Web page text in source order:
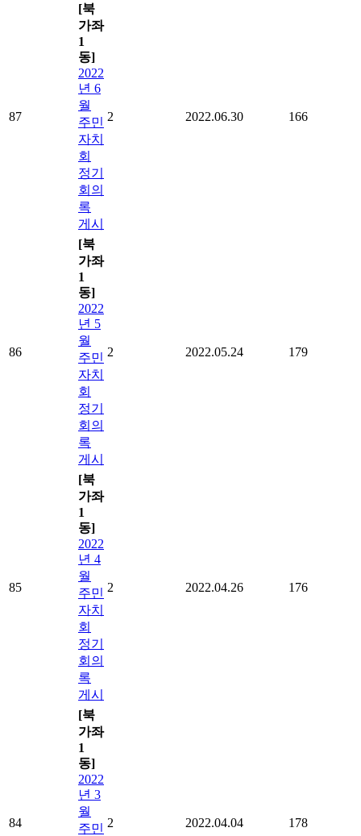
87
[북
가좌
1
동]
2022
년 6
월
주민
자치
회
정기
회의
록
게시
2 2022.06.30 166
86
[북
가좌
1
동]
2022
년 5
월
주민
자치
회
정기
회의
록
게시
2 2022.05.24 179
85
[북
가좌
1
동]
2022
년 4
월
주민
자치
회
정기
회의
록
게시
2 2022.04.26 176
84
[북
가좌
1
동]
2022
년 3
월
주민 2 2022.04.04 178